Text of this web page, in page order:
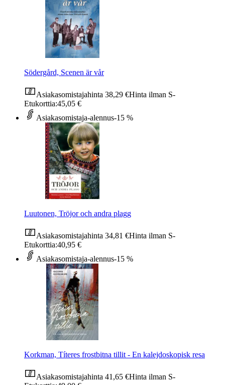
Södergård, Scenen är vår
Asiakasomistajahinta 38,29 €Hinta ilman S-
Etukorttia:45,05 €
Asiakasomistaja-alennus-15 %
Luutonen, Tröjor och andra plagg
Asiakasomistajahinta 34,81 €Hinta ilman S-
Etukorttia:40,95 €
Asiakasomistaja-alennus-15 %
Korkman, Títeres frostbitna tillit - En kalejdoskopisk resa
Asiakasomistajahinta 41,65 €Hinta ilman S-